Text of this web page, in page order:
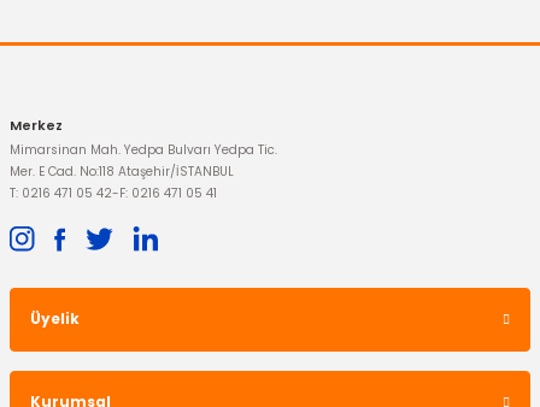
Merkez
Mimarsinan Mah. Yedpa Bulvarı Yedpa Tic.
Mer. E Cad. No:118 Ataşehir/İSTANBUL
T: 0216 471 05 42-F: 0216 471 05 41
Üyelik
Kurumsal